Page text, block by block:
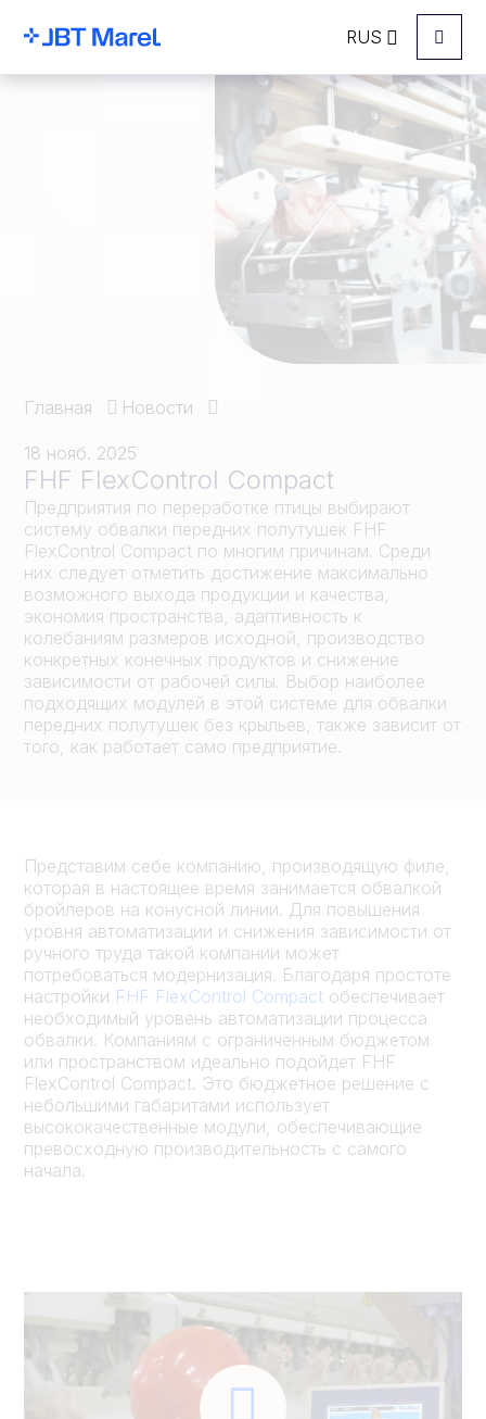
RUS Menu
Главная Новости
18 нояб. 2025
FHF FlexControl Compact
Предприятия по переработке птицы выбирают
систему обвалки передних полутушек FHF
FlexControl Compact по многим причинам. Среди
них следует отметить достижение максимально
возможного выхода продукции и качества,
экономия пространства, адаптивность к
колебаниям размеров исходной, производство
конкретных конечных продуктов и снижение
зависимости от рабочей силы. Выбор наиболее
подходящих модулей в этой системе для обвалки
передних полутушек без крыльев, также зависит от
того, как работает само предприятие.
Представим себе компанию, производящую филе,
которая в настоящее время занимается обвалкой
бройлеров на конусной линии. Для повышения
уровня автоматизации и снижения зависимости от
ручного труда такой компании может
потребоваться модернизация. Благодаря простоте
настройки FHF FlexControl Compact обеспечивает
необходимый уровень автоматизации процесса
обвалки. Компаниям с ограниченным бюджетом
или пространством идеально подойдет FHF
FlexControl Compact. Это бюджетное решение с
небольшими габаритами использует
высококачественные модули, обеспечивающие
превосходную производительность с самого
начала.